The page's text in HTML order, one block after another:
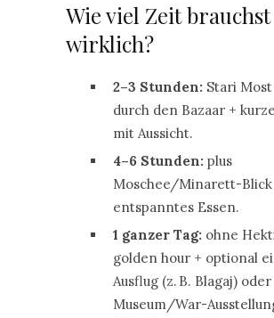
Wie viel Zeit
wirklich?
2–3 Stunden: Stari
durch den Bazaar +
mit Aussicht.
4–6 Stunden: plus
Moschee/Minarett-Blick
entspanntes Essen.
1 ganzer Tag: ohne
golden hour + optional
Ausflug (z. B. Blagaj)
Museum/War-